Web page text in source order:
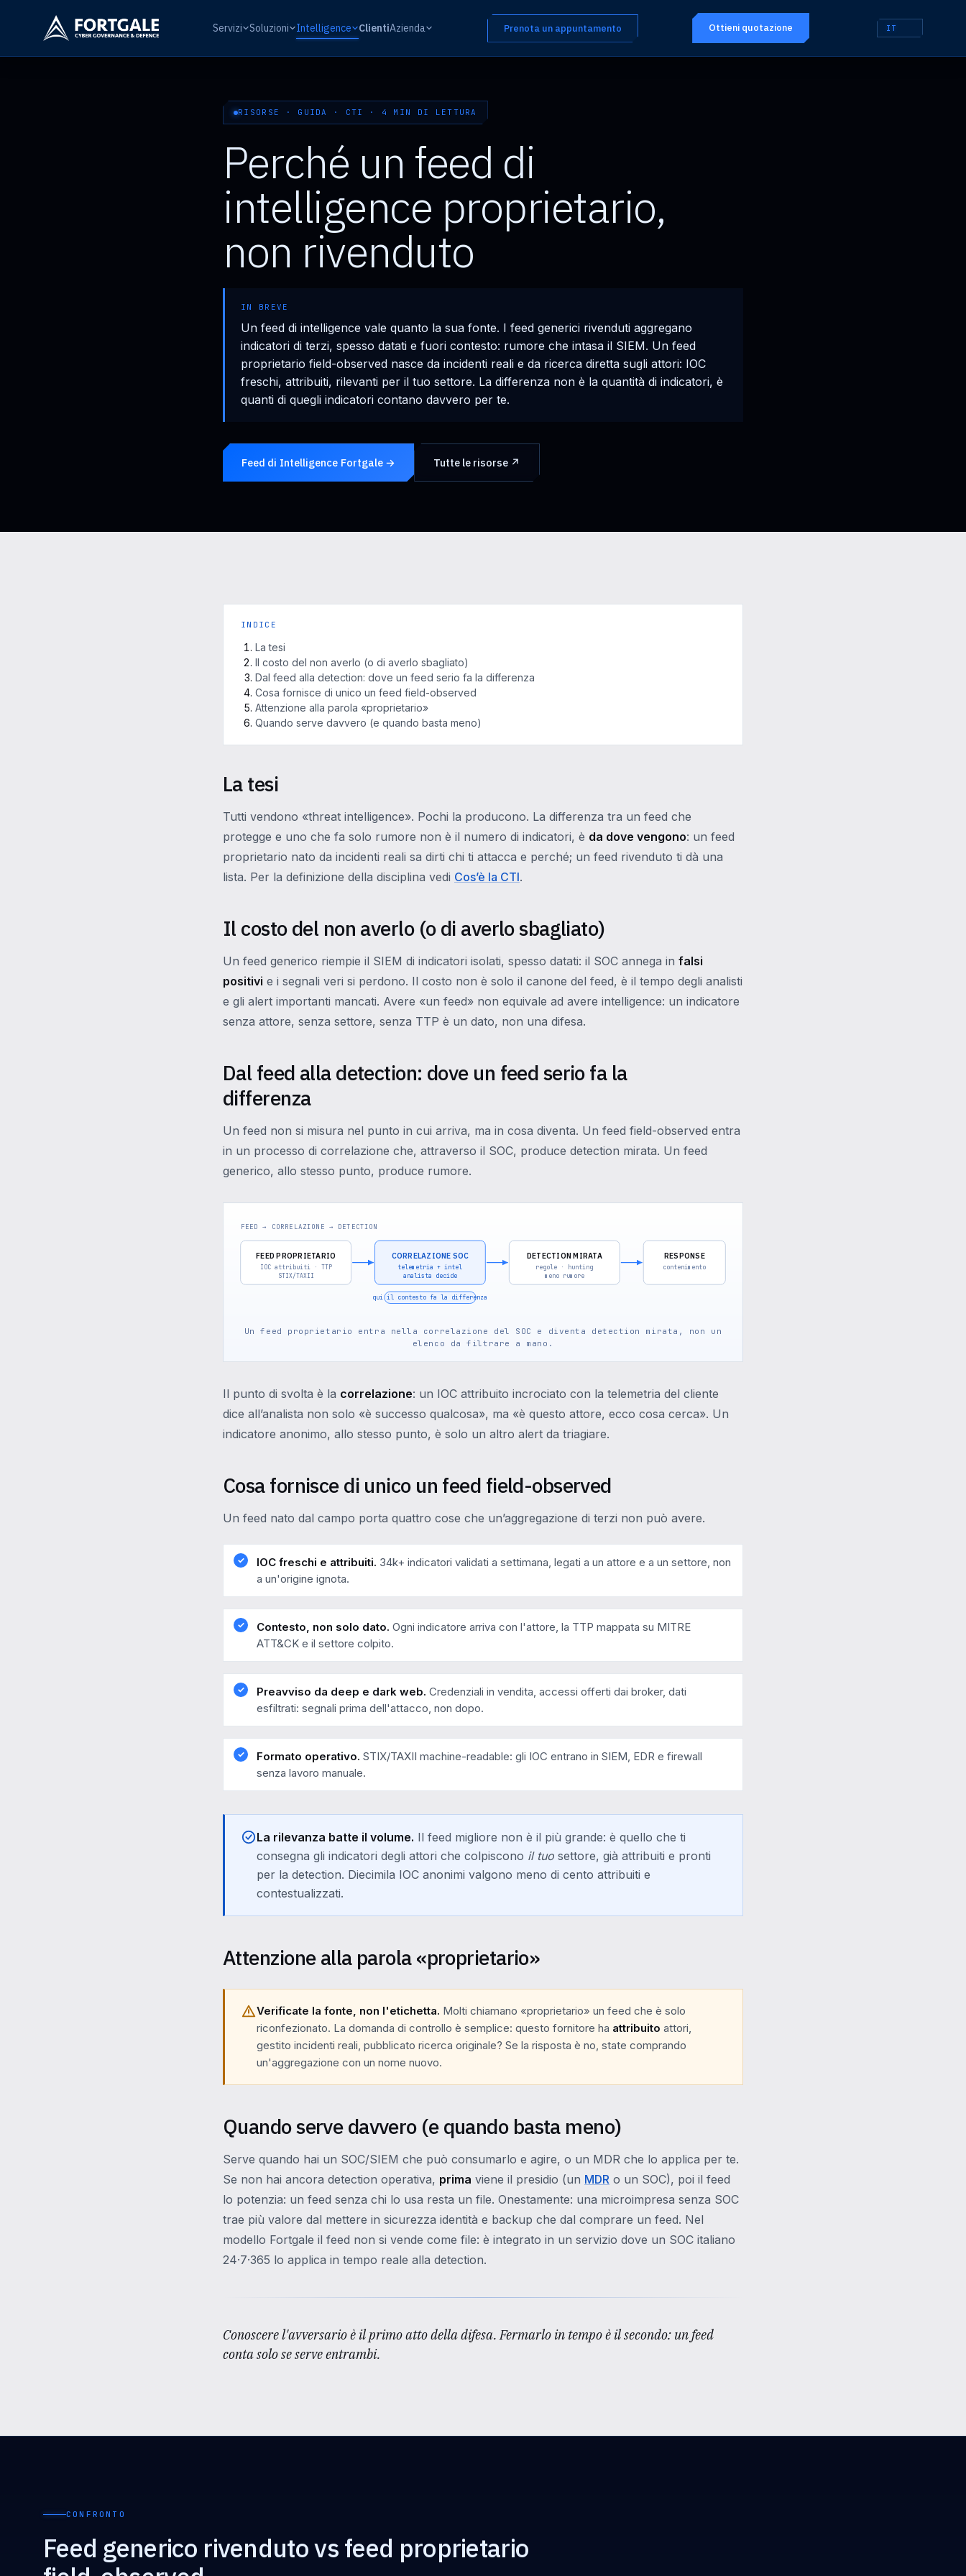
Servizi Soluzioni Intelligence ClientiAzienda Prenota un appuntamento Ottieni quotazione IT
RISORSE · GUIDA · CTI · 4 MIN DI LETTURA
Perché un feed di
intelligence proprietario,
non rivenduto
IN BREVE
Un feed di intelligence vale quanto la sua fonte. I feed generici rivenduti aggregano
indicatori di terzi, spesso datati e fuori contesto: rumore che intasa il SIEM. Un feed
proprietario field-observed nasce da incidenti reali e da ricerca diretta sugli attori: IOC
freschi, attribuiti, rilevanti per il tuo settore. La differenza non è la quantità di indicatori, è
quanti di quegli indicatori contano davvero per te.
Feed di Intelligence Fortgale → Tutte le risorse ↗
INDICE
La tesi
Il costo del non averlo (o di averlo sbagliato)
Dal feed alla detection: dove un feed serio fa la differenza
Cosa fornisce di unico un feed field-observed
Attenzione alla parola «proprietario»
Quando serve davvero (e quando basta meno)
La tesi
Tutti vendono «threat intelligence». Pochi la producono. La differenza tra un feed che
protegge e uno che fa solo rumore non è il numero di indicatori, è da dove vengono: un feed
proprietario nato da incidenti reali sa dirti chi ti attacca e perché; un feed rivenduto ti dà una
lista. Per la definizione della disciplina vedi Cos’è la CTI.
Il costo del non averlo (o di averlo sbagliato)
Un feed generico riempie il SIEM di indicatori isolati, spesso datati: il SOC annega in falsi
positivi e i segnali veri si perdono. Il costo non è solo il canone del feed, è il tempo degli analisti
e gli alert importanti mancati. Avere «un feed» non equivale ad avere intelligence: un indicatore
senza attore, senza settore, senza TTP è un dato, non una difesa.
Dal feed alla detection: dove un feed serio fa la
differenza
Un feed non si misura nel punto in cui arriva, ma in cosa diventa. Un feed field-observed entra
in un processo di correlazione che, attraverso il SOC, produce detection mirata. Un feed
generico, allo stesso punto, produce rumore.
FEED → CORRELAZIONE → DETECTION
FEED PROPRIETARIO
IOC attribuiti · TTP
STIX/TAXII
CORRELAZIONE SOC
telemetria + intel
analista decide
DETECTION MIRATA
regole · hunting
meno rumore
RESPONSE
contenimento
qui il contesto fa la differenza
Un feed proprietario entra nella correlazione del SOC e diventa detection mirata, non un
elenco da filtrare a mano.
Il punto di svolta è la correlazione: un IOC attribuito incrociato con la telemetria del cliente
dice all’analista non solo «è successo qualcosa», ma «è questo attore, ecco cosa cerca». Un
indicatore anonimo, allo stesso punto, è solo un altro alert da triagiare.
Cosa fornisce di unico un feed field-observed
Un feed nato dal campo porta quattro cose che un’aggregazione di terzi non può avere.
IOC freschi e attribuiti. 34k+ indicatori validati a settimana, legati a un attore e a un settore, non
a un'origine ignota.
Contesto, non solo dato. Ogni indicatore arriva con l'attore, la TTP mappata su MITRE
ATT&CK e il settore colpito.
Preavviso da deep e dark web. Credenziali in vendita, accessi offerti dai broker, dati
esfiltrati: segnali prima dell'attacco, non dopo.
Formato operativo. STIX/TAXII machine-readable: gli IOC entrano in SIEM, EDR e firewall
senza lavoro manuale.
La rilevanza batte il volume. Il feed migliore non è il più grande: è quello che ti
consegna gli indicatori degli attori che colpiscono il tuo settore, già attribuiti e pronti
per la detection. Diecimila IOC anonimi valgono meno di cento attribuiti e
contestualizzati.
Attenzione alla parola «proprietario»
Verificate la fonte, non l'etichetta. Molti chiamano «proprietario» un feed che è solo
riconfezionato. La domanda di controllo è semplice: questo fornitore ha attribuito attori,
gestito incidenti reali, pubblicato ricerca originale? Se la risposta è no, state comprando
un'aggregazione con un nome nuovo.
Quando serve davvero (e quando basta meno)
Serve quando hai un SOC/SIEM che può consumarlo e agire, o un MDR che lo applica per te.
Se non hai ancora detection operativa, prima viene il presidio (un MDR o un SOC), poi il feed
lo potenzia: un feed senza chi lo usa resta un file. Onestamente: una microimpresa senza SOC
trae più valore dal mettere in sicurezza identità e backup che dal comprare un feed. Nel
modello Fortgale il feed non si vende come file: è integrato in un servizio dove un SOC italiano
24·7·365 lo applica in tempo reale alla detection.
Conoscere l'avversario è il primo atto della difesa. Fermarlo in tempo è il secondo: un feed
conta solo se serve entrambi.
CONFRONTO
Feed generico rivenduto vs feed proprietario